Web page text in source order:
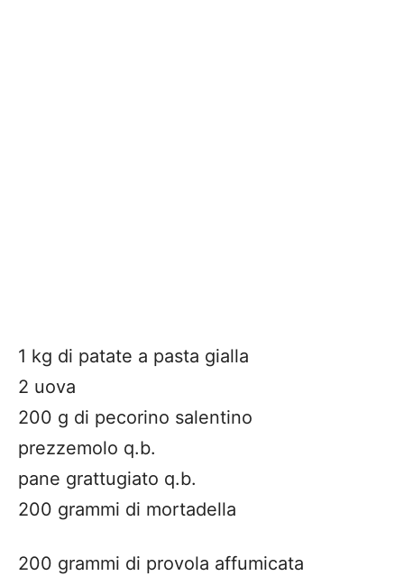
1 kg di patate a pasta gialla
2 uova
200 g di pecorino salentino
prezzemolo q.b.
pane grattugiato q.b.
200 grammi di mortadella
200 grammi di provola affumicata